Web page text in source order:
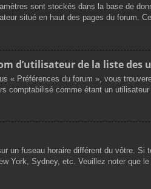
sont stockés dans la base de
situé en haut des pages du forum.
d’utilisateur de la liste des
« Préférences du forum », vous
comptabilisé comme étant un utilisateur
un fuseau horaire différent du vôtre.
York, Sydney, etc. Veuillez noter que